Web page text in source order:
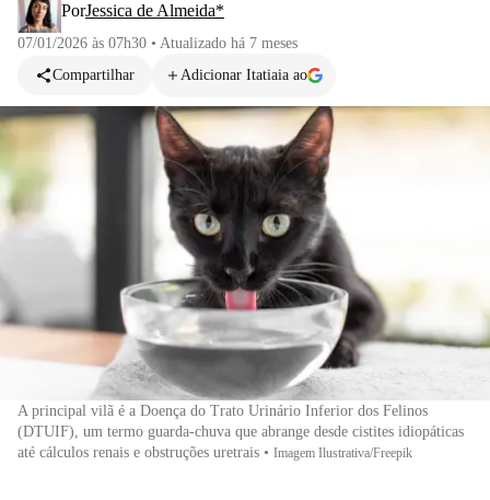
PorJessica de Almeida*
07/01/2026 às 07h30 • Atualizado há 7 meses
Compartilhar
Adicionar Itatiaia ao
A principal vilã é a Doença do Trato Urinário Inferior dos Felinos
(DTUIF), um termo guarda-chuva que abrange desde cistites idiopáticas
até cálculos renais e obstruções uretrais • Imagem Ilustrativa/Freepik